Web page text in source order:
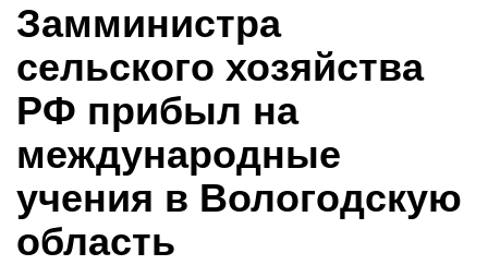
Замминистра
сельского хозяйства
РФ прибыл на
международные
учения в Вологодскую
область